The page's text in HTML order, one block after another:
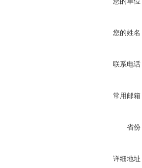
您的姓名
联系电话
常用邮箱
省份
详细地址